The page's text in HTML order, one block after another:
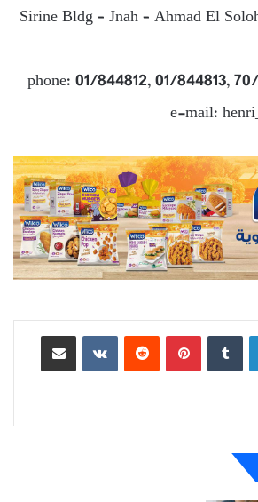
Sirine Bldg – Jnah – Ahmad El
phone: 01/844812, 01/844813,
e-mail:
لينكدإن بينتيريست
مشاركة عبر البريد